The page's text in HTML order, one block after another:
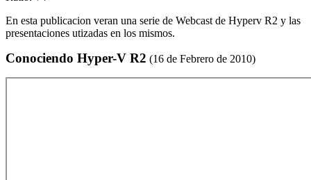
En esta publicacion veran una serie de Webcast de Hyperv R2 y las
presentaciones utizadas en los mismos.
Conociendo Hyper-V R2 (16 de Febrero de 2010)